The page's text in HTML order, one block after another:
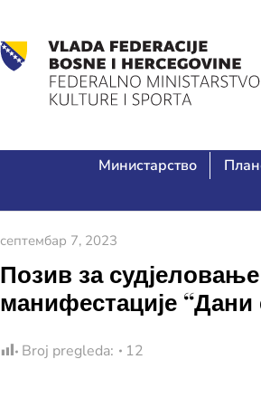
Министарство
септембар 7, 2023
Позив за
манифестације “Дани
Broj pregleda: 12